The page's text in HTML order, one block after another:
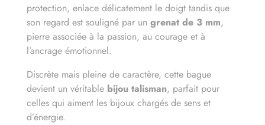
protection, enlace délicatement le doigt tandis que
son regard est souligné par un grenat de 3 mm,
pierre associée à la passion, au courage et à
l’ancrage émotionnel.
Discrète mais pleine de caractère, cette bague
devient un véritable bijou talisman, parfait pour
celles qui aiment les bijoux chargés de sens et
d’énergie.